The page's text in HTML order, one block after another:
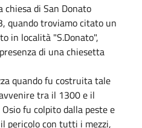
di San Donato
quando troviamo citato un
in località "S.Donato",
di una chiesetta
quando fu costruita tale
tra il 1300 e il
fu colpito dalla peste e
pericolo con tutti i mezzi,